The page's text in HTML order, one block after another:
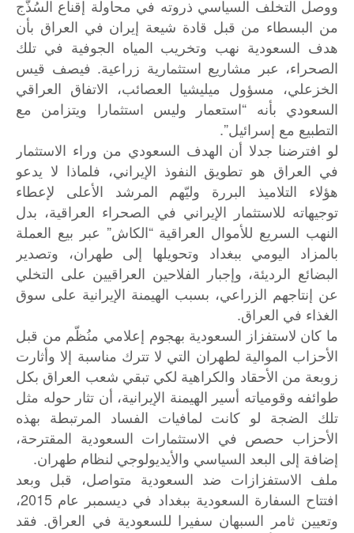
ووصل التخلف السياسي ذروته في محاولة إقناع السُذّج
من البسطاء من قبل قادة شيعة إيران في العراق بأن
هدف السعودية نهب وتخريب المياه الجوفية في تلك
الصحراء، عبر مشاريع استثمارية زراعية. فيصف قيس
الخزعلي، مسؤول ميليشيا العصائب، الاتفاق العراقي
السعودي بأنه “استعمار وليس استثمارا ويتزامن مع
التطبيع مع إسرائيل”.
لو افترضنا جدلا أن الهدف السعودي من وراء الاستثمار
في العراق هو تطويق النفوذ الإيراني، فلماذا لا يدعو
هؤلاء التلاميذ البررة وليّهم المرشد الأعلى لإعطاء
توجيهاته للاستثمار الإيراني في الصحراء العراقية، بدل
النهب السريع للأموال العراقية “الكاش” عبر بيع العملة
بالمزاد اليومي ببغداد وتحويلها إلى طهران، وتصدير
البضائع الرديئة، وإجبار الفلاحين العراقيين على التخلي
عن إنتاجهم الزراعي، بسبب الهيمنة الإيرانية على سوق
الغذاء في العراق.
ما كان لاستفزاز السعودية بهجوم إعلامي منُظّم من قبل
الأحزاب الموالية لطهران التي لا تترك مناسبة إلا وأثارت
زوبعة من الأحقاد والكراهية لكي تبقي شعب العراق بكل
طوائفه وقومياته أسير الهيمنة الإيرانية، أن تثار حوله مثل
تلك الضجة لو كانت لمافيات الفساد المرتبطة بهذه
الأحزاب حصص في الاستثمارات السعودية المقترحة،
إضافة إلى البعد السياسي والأيديولوجي لنظام طهران.
ملف الاستفزازات ضد السعودية متواصل، قبل وبعد
افتتاح السفارة السعودية ببغداد في ديسمبر عام 2015،
وتعيين ثامر السبهان سفيرا للسعودية في العراق. فقد